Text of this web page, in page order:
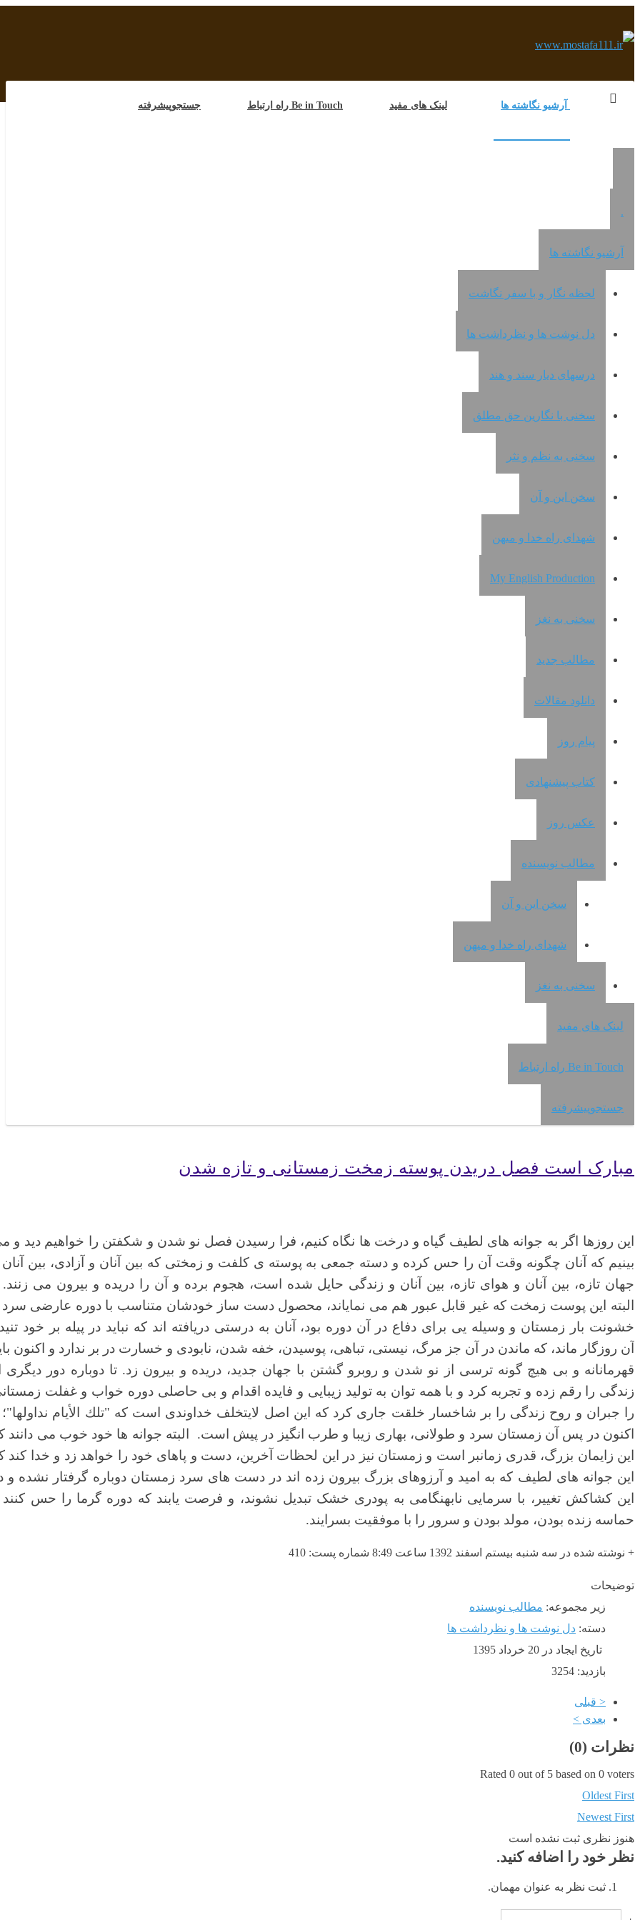
آرشیو نگاشته ها لینک های مفید Be in Touch راه ارتباط جستجوپیشرفته
.
آرشیو نگاشته ها
لحظه نگار و با سفر نگاشت
دل نوشت ها و نظرداشت ها
درسهای دیار سند و هند
سخنی با نگارین حق مطلق
سخنی به نظم و نثر
سخن این و آن
شهدای راه خدا و میهن
My English Production
سخنی به نغز
مطالب جدید
دانلود مقالات
پیام روز
کتاب پیشنهادی
عکس روز
مطالب نویسنده
سخن این و آن
شهدای راه خدا و میهن
سخنی به نغز
لینک های مفید
Be in Touch راه ارتباط
جستجوپیشرفته
مبارک است فصل دریدن پوسته زمخت زمستانی و تازه شدن
این روزها اگر به جوانه های لطیف گیاه و درخت ها نگاه کنیم، فرا رسیدن فصل نو شدن و شکفتن را خواهیم دید و
بینیم که
آنان چگونه وقت آن را حس کرده و دسته جمعی به پوسته ی کلفت و زمختی که بین آنان و آزادی، بین
جهان تازه، بین
آنان و هوای تازه، بین آنان و زندگی حایل شده است، هجوم برده و آن را دریده و بیرون می
البته
این پوست زمخت که غیر قابل عبور هم می نمایاند، محصول دست ساز خودشان متناسب با دوره عارضی سرد
خشونت بار زمستان و وسیله یی برای دفاع در آن دوره بود، آنان به درستی دریافته اند که نباید در پیله بر خود
آن روزگار ماند، که ماندن در آن جز مرگ، نیستی، تباهی، پوسیدن، خفه شدن، نابودی و خسارت در بر ندارد و اکنون
قهرمانانه و بی هیچ گونه ترسی از نو شدن و روبرو گشتن با جهان جدید، دریده و بیرون زد. تا دوباره دور دیگری
زندگی را رقم زده و تجربه کرد و با همه توان به تولید زیبایی و فایده اقدام و بی حاصلی دوره خواب و غفلت
را جبران و روح زندگی را بر شاخسار خلقت جاری کرد که این اصل لایتخلف خداوندی است که "تلك الأيام
اکنون در پس آن زمستان سرد و طولانی، بهاری زیبا و طرب انگیز در پیش است.
البته جوانه ها خود خوب می دانند
این زایمان بزرگ، قدری زمانبر است و زمستان نیز در این لحظات آخرین، دست و پاهای خود را خواهد زد و خدا کند
این جوانه های لطیف که به امید و آرزوهای بزرگ بیرون زده اند در دست های سرد زمستان دوباره گرفتار نشده و
این کشاکش تغییر، با سرمایی نابهنگامی به پودری خشک تبدیل نشوند، و فرصت یابند که دوره گرما را حس
حماسه زنده بودن، مولد بودن و سرور را با موفقیت بسرایند.
+ نوشته شده در سه شنبه بیستم اسفند 1392 ساعت 8:49 شماره پست: 410
توضیحات
زیر مجموعه: مطالب نویسنده
دسته: دل نوشت ها و نظرداشت ها
تاریخ ایجاد در 20 خرداد 1395
بازدید: 3254
< قبلی
بعدی >
نظرات (0
)
Rated 0 out of 5 based on 0 voters
Oldest First
Newest First
هنوز نظری ثبت نشده است
نظر خود را اضافه کنید.
ثبت نظر به عنوان مهمان.